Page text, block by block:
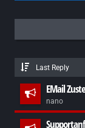
Last Reply
EMail
nano